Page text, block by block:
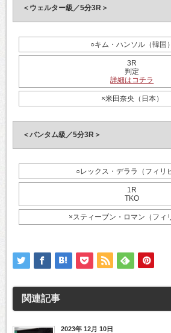
＜ウェルター級／5分3R＞
○キム・ハンソル（韓国）
3R
判定
詳細はコチラ
×米田奈央（日本）
＜バンタム級／5分3R＞
○レックス・デララ（フィリ
1R
TKO
×スティーブン・ロマン（フィ
関連記事
2023年 12月 10日